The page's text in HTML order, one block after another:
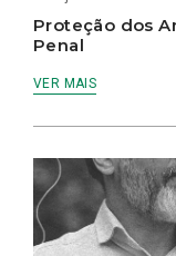
Proteção dos
Penal
VER MAIS